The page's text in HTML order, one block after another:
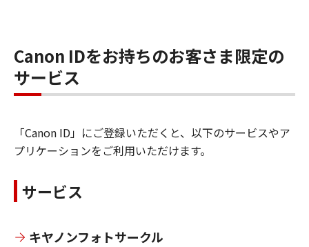
Canon IDをお持ちのお客さま限定の
サービス
「Canon ID」にご登録いただくと、以下のサービスやア
プリケーションをご利用いただけます。
サービス
キヤノンフォトサークル